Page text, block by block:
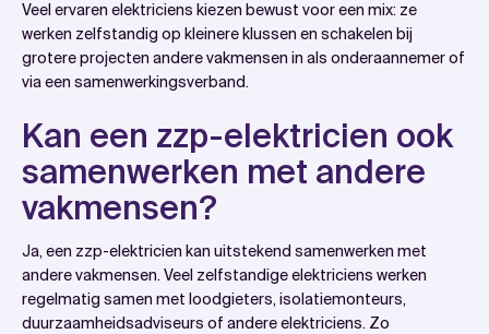
Veel ervaren elektriciens kiezen bewust voor een mix: ze
werken zelfstandig op kleinere klussen en schakelen bij
grotere projecten andere vakmensen in als onderaannemer of
via een samenwerkingsverband.
Kan een zzp-elektricien ook
samenwerken met andere
vakmensen?
Ja, een zzp-elektricien kan uitstekend samenwerken met
andere vakmensen. Veel zelfstandige elektriciens werken
regelmatig samen met loodgieters, isolatiemonteurs,
duurzaamheidsadviseurs of andere elektriciens. Zo